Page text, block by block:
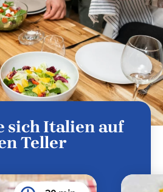
sich Italien auf
Teller